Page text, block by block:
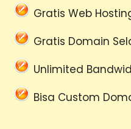
Gratis Web
Gratis Domain
Unlimited
Bisa Custom